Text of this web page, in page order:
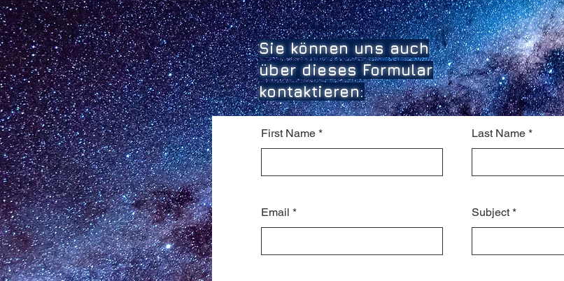
Sie können uns auch
über dieses Formular
kontaktieren:
First Name Last Name
Email Subject